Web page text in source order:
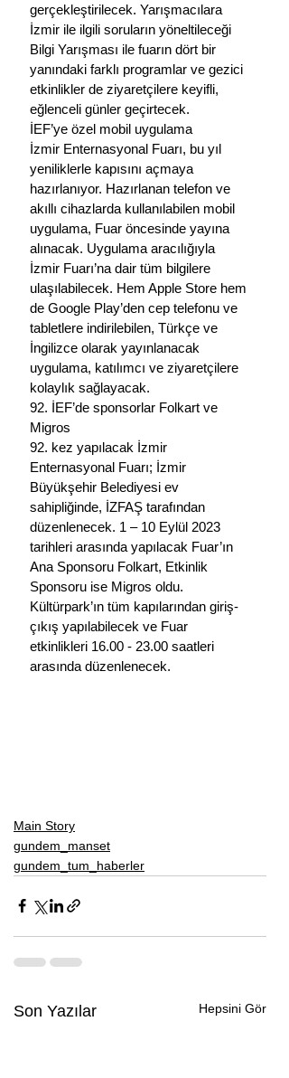
gerçekleştirilecek. Yarışmacılara
İzmir ile ilgili soruların yöneltileceği
Bilgi Yarışması ile fuarın dört bir
yanındaki farklı programlar ve gezici
etkinlikler de ziyaretçilere keyifli,
eğlenceli günler geçirtecek.
İEF’ye özel mobil uygulama
İzmir Enternasyonal Fuarı, bu yıl
yeniliklerle kapısını açmaya
hazırlanıyor. Hazırlanan telefon ve
akıllı cihazlarda kullanılabilen mobil
uygulama, Fuar öncesinde yayına
alınacak. Uygulama aracılığıyla
İzmir Fuarı’na dair tüm bilgilere
ulaşılabilecek. Hem Apple Store hem
de Google Play’den cep telefonu ve
tabletlere indirilebilen, Türkçe ve
İngilizce olarak yayınlanacak
uygulama, katılımcı ve ziyaretçilere
kolaylık sağlayacak.
92. İEF’de sponsorlar Folkart ve
Migros
92. kez yapılacak İzmir
Enternasyonal Fuarı; İzmir
Büyükşehir Belediyesi ev
sahipliğinde, İZFAŞ tarafından
düzenlenecek. 1 – 10 Eylül 2023
tarihleri arasında yapılacak Fuar’ın
Ana Sponsoru Folkart, Etkinlik
Sponsoru ise Migros oldu.
Kültürpark’ın tüm kapılarından giriş-
çıkış yapılabilecek ve Fuar
etkinlikleri 16.00 - 23.00 saatleri
arasında düzenlenecek.
Main Story
gundem_manset
gundem_tum_haberler
Son Yazılar Hepsini Gör